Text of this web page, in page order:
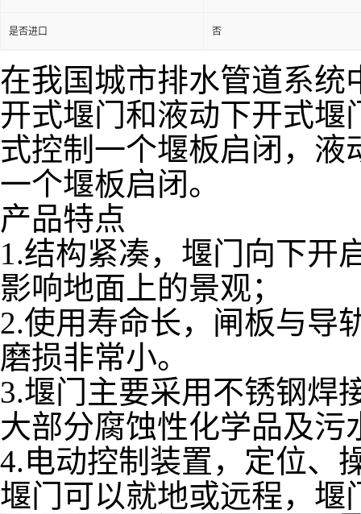
是否进口 否
在我国城市排水管道系统
开式堰门和液动下开式
式控制一个堰板启闭，
一个堰板启闭。
产品特点
1.结构紧凑，堰门向下开
影响地面上的景观；
2.使用寿命长，闸板与导
磨损非常小。
3.堰门主要采用不锈钢焊
大部分腐蚀性化学品及污
4.电动控制装置，定位、
堰门可以就地或远程，堰